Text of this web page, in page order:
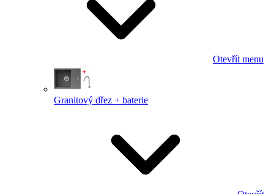
Otevřít menu
Granitový dřez + baterie